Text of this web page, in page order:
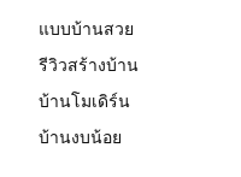
แบบบ้านสวย
รีวิวสร้างบ้าน
บ้านโมเดิร์น
บ้านงบน้อย